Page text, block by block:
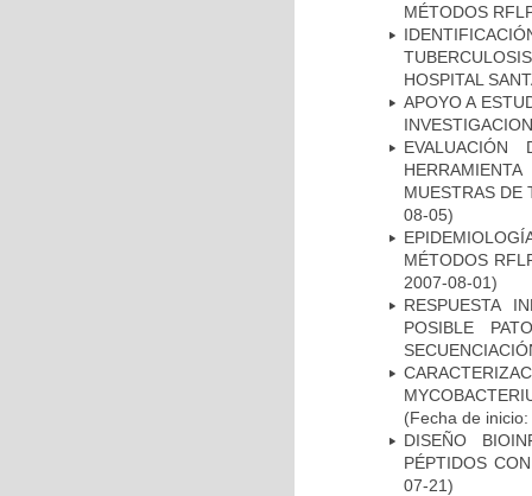
MÉTODOS
HOSPITAL
APOYO A
MUESTRAS DE
08-05)
MÉTODOS
2007-08-01)
RESPUESTA
POSIBLE
(Fecha de
DISEÑO
PÉPTIDOS
07-21)